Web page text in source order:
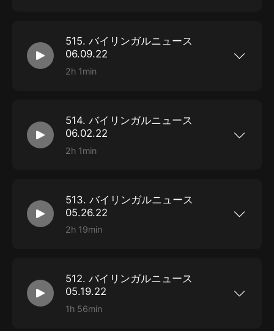
515. バイリンガルニュース
06.09.22
2h 1min
514. バイリンガルニュース
06.02.22
2h 1min
513. バイリンガルニュース
05.26.22
2h 19min
512. バイリンガルニュース
05.19.22
1h 56min